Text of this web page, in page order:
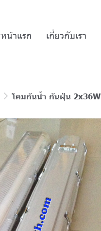
หน้าแรก เกี่ยวกับเรา
โคมกันน้ำ กันฝุ่น 2x36W